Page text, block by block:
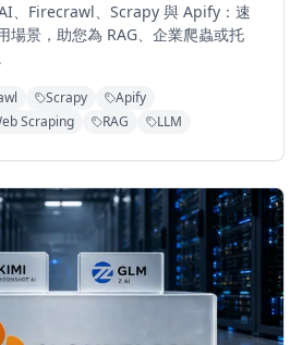
、Firecrawl、Scrapy 與 Apify：速
場景，助您為 RAG、企業爬蟲或托
Scrapy
Apify
Scraping RAG LLM